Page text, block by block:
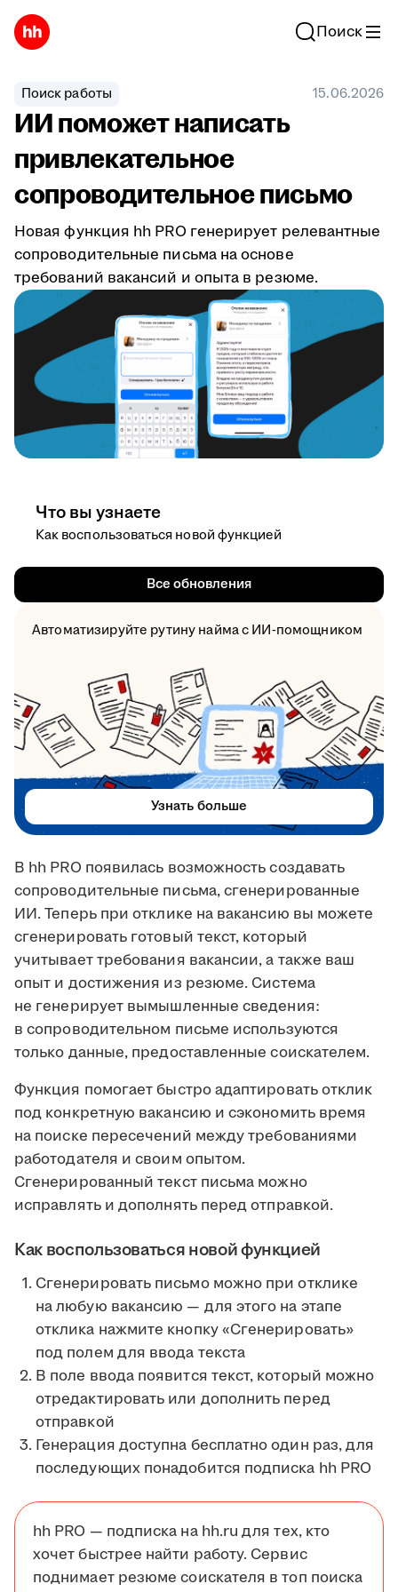
Поиск
Поиск работы 15.06.2026
ИИ поможет написать
привлекательное
сопроводительное письмо
Новая функция hh PRO генерирует релевантные
сопроводительные письма на основе
требований вакансий и опыта в резюме.
В hh PRO появилась возможность создавать
сопроводительные письма, сгенерированные
ИИ. Теперь при отклике на вакансию вы можете
сгенерировать готовый текст, который
учитывает требования вакансии, а также ваш
опыт и достижения из резюме. Система
не генерирует вымышленные сведения:
в сопроводительном письме используются
только данные, предоставленные соискателем.
Функция помогает быстро адаптировать отклик
под конкретную вакансию и сэкономить время
на поиске пересечений между требованиями
работодателя и своим опытом.
Сгенерированный текст письма можно
исправлять и дополнять перед отправкой.
Как воспользоваться новой функцией
Сгенерировать письмо можно при отклике
на любую вакансию — для этого на этапе
отклика нажмите кнопку «Сгенерировать»
под полем для ввода текста
В поле ввода появится текст, который можно
отредактировать или дополнить перед
отправкой
Генерация доступна бесплатно один раз, для
последующих понадобится подписка hh PRO
hh PRO — подписка на hh.ru для тех, кто
хочет быстрее найти работу. Сервис
поднимает резюме соискателя в топ поиска
Что вы узнаете
Как воспользоваться новой функцией
Все обновления
Автоматизируйте рутину найма с ИИ-помощником
Узнать больше